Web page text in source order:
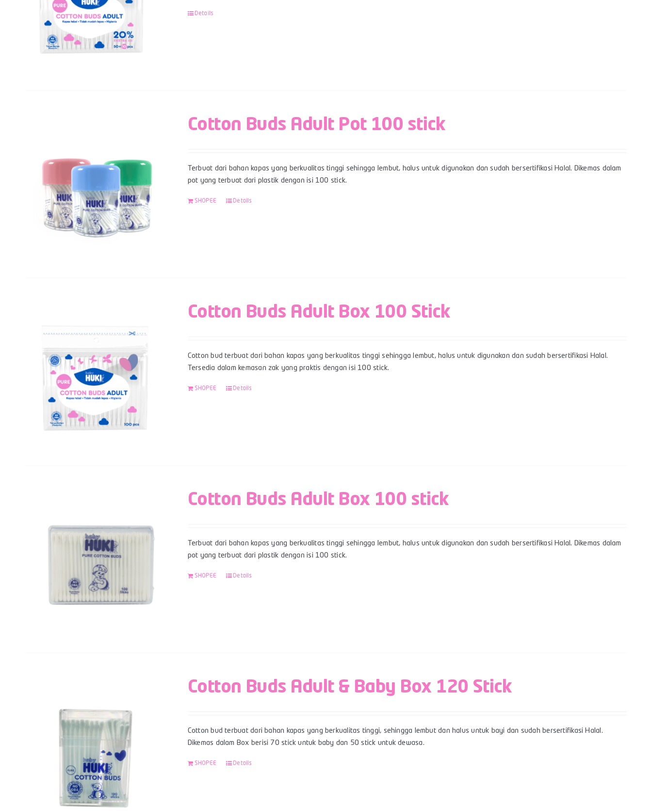
Details
Cotton Buds Adult Pot 100 stick
Terbuat dari bahan kapas yang berkualitas tinggi sehingga lembut, halus untuk digunakan dan sudah bersertifikasi Halal. Dikemas dalam
pot yang terbuat dari plastik dengan isi 100 stick.
SHOPEE Details
Cotton Buds Adult Box 100 Stick
Cotton bud terbuat dari bahan kapas yang berkualitas tinggi sehingga lembut, halus untuk digunakan dan sudah bersertifikasi Halal.
Tersedia dalam kemasan zak yang praktis dengan isi 100 stick.
SHOPEE Details
Cotton Buds Adult Box 100 stick
Terbuat dari bahan kapas yang berkualitas tinggi sehingga lembut, halus untuk digunakan dan sudah bersertifikasi Halal. Dikemas dalam
pot yang terbuat dari plastik dengan isi 100 stick.
SHOPEE Details
Cotton Buds Adult & Baby Box 120 Stick
Cotton bud terbuat dari bahan kapas yang berkualitas tinggi, sehingga lembut dan halus untuk bayi dan sudah bersertifikasi Halal.
Dikemas dalam Box berisi 70 stick untuk baby dan 50 stick untuk dewasa.
SHOPEE Details